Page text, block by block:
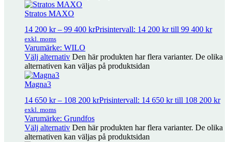
Grundfos Bulk Sensor Magna3 1 950 kr exkl. moms
Kopplingskontakt Alpha 410kr exkl. moms
Pumpkoppling 11/2″ x 1″
Pumpkoppling 11/4″ x 3/4″ kr exkl. moms
Stratos MAXO
14 200 kr – 99 400 krPrisintervall: 14 200 kr till 99 400 kr
exkl. moms
Varumärke: WILO
Välj alternativ Den här produkten har flera varianter. De olika
alternativen kan väljas på produktsidan
Magna3
14 650 kr – 108 200 krPrisintervall: 14 650 kr till 108 200 kr
exkl. moms
Varumärke: Grundfos
Välj alternativ Den här produkten har flera varianter. De olika
alternativen kan väljas på produktsidan